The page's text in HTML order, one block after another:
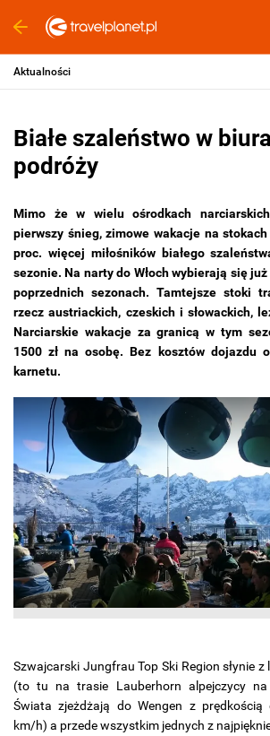
Aktualności
Białe szaleństwo w
podróży
Mimo że w wielu ośrodkach
pierwszy śnieg, zimowe wakacje na stokach
proc. więcej miłośników białego
sezonie. Na narty do Włoch wybierają się
poprzednich sezonach. Tamtejsze stoki
rzecz austriackich, czeskich i słowackich,
Narciarskie wakacje za granicą w tym
1500 zł na osobę. Bez kosztów dojazdu
karnetu.
Szwajcarski Jungfrau Top Ski Region słynie
(to tu na trasie Lauberhorn alpejczycy na
Świata zjeżdżają do Wengen z
km/h) a przede wszystkim jednych z